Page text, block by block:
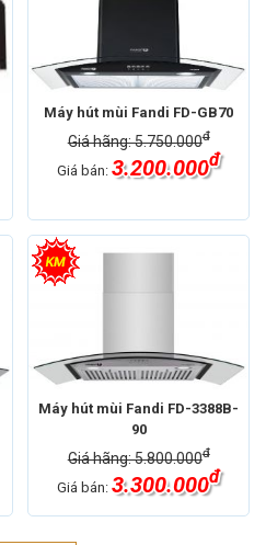
Máy hút mùi Fandi FD-GB70
Giá hãng: 5.750.000đ
Giá bán:3.200.000đ
Máy hút mùi Fandi FD-3388B-
90
Giá hãng: 5.800.000đ
Giá bán:3.300.000đ